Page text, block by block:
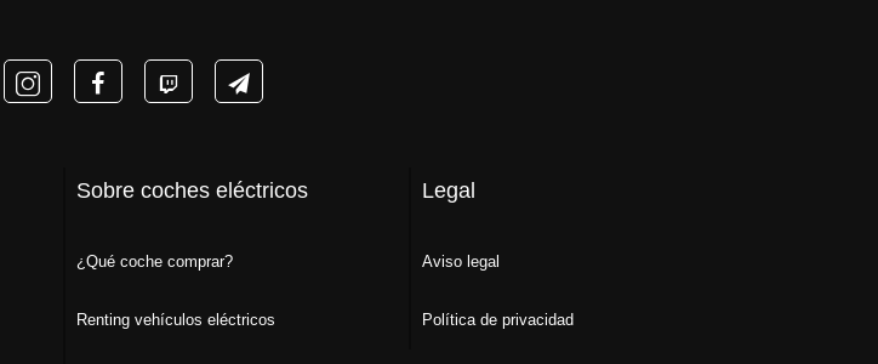
Sobre coches eléctricos
¿Qué coche comprar?
Renting vehículos eléctricos
Legal
Aviso legal
Política de privacidad